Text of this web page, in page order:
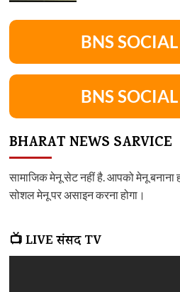
BNS
BNS
BHARAT NEWS SARVICE
सामाजिक मेनू सेट नहीं है. आपको मेनू बनाना
सोशल मेनू पर असाइन करना होगा।
📺 LIVE संसद TV